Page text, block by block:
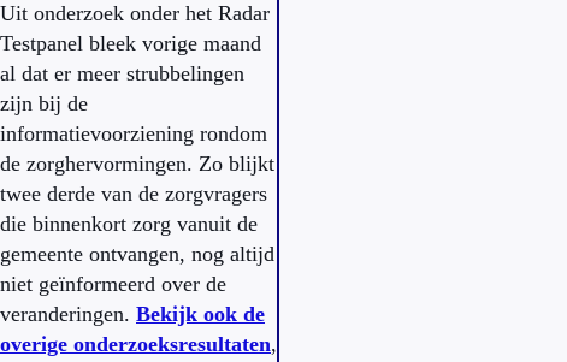
Uit onderzoek onder het Radar
Testpanel bleek vorige maand
al dat er meer strubbelingen
zijn bij de
informatievoorziening rondom
de zorghervormingen. Zo blijkt
twee derde van de zorgvragers
die binnenkort zorg vanuit de
gemeente ontvangen, nog altijd
niet geïnformeerd over de
veranderingen. Bekijk ook de
overige onderzoeksresultaten,